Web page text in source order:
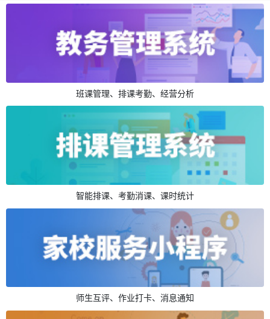
班课管理、排课考勤、经营分析
智能排课、考勤消课、课时统计
师生互评、作业打卡、消息通知